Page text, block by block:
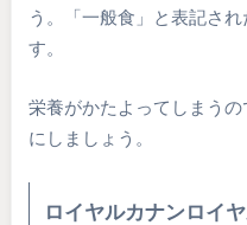
う。「一般食」と表記さ
す。
栄養がかたよってしまう
にしましょう。
ロイヤルカナンロイ